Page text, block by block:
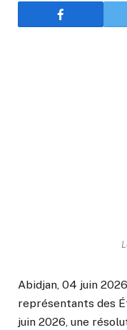
Abidjan, 04 juin
représentants des
juin 2026, une